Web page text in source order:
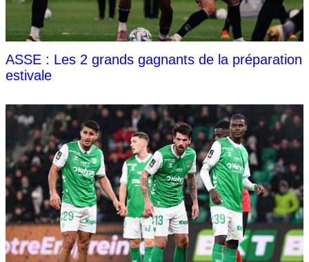
ASSE : Les 2 grands gagnants de la préparation
estivale